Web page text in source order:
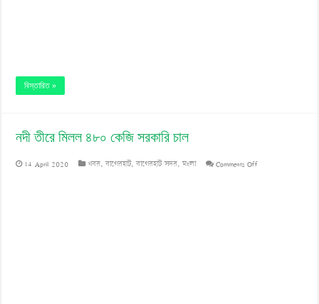
বিস্তারিত »
নদী তীরে মিলল ৪৮০ কেজি সরকারি চাল
14 April 2020 খবর,বাগেরহাট,বাগেরহাট সদর,মংলা Comments Offon